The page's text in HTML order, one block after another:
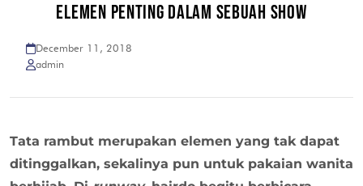
ELEMEN PENTING DALAM SEBUAH SHOW
December 11, 2018
admin
Tata rambut merupakan elemen yang tak dapat
ditinggalkan, sekalinya pun untuk pakaian wanita